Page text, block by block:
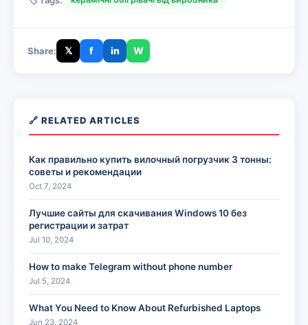
Share: 𝕏 f in W
🔗 RELATED ARTICLES
Как правильно купить вилочный погрузчик 3 тонны:
советы и рекомендации
Oct 7, 2024
Лучшие сайты для скачивания Windows 10 без
регистрации и затрат
Jul 10, 2024
How to make Telegram without phone number
Jul 5, 2024
What You Need to Know About Refurbished Laptops
Jun 23, 2024